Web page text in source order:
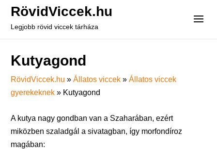
RövidViccek.hu
Legjobb rövid viccek tárháza
Kutyagond
RövidViccek.hu »Állatos viccek »Állatos viccek
gyerekeknek » Kutyagond
A kutya nagy gondban van a Szaharában, ezért
miközben szaladgál a sivatagban, így morfondíroz
magában: